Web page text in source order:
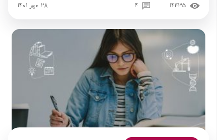
14435
4 28 مهر 1401